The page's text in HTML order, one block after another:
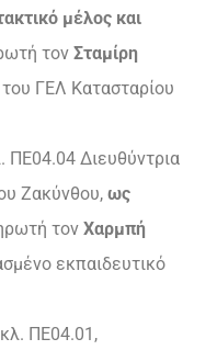
μέλος και
τον Σταμίρη
ΓΕΛ Κατασταρίου
ΠΕ04.04 Διευθύντρια
Ζακύνθου, ως
τον Χαρμπή
εκπαιδευτικό
κλ. ΠΕ04.01,